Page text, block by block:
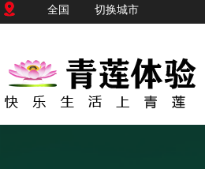
全国 切换城市